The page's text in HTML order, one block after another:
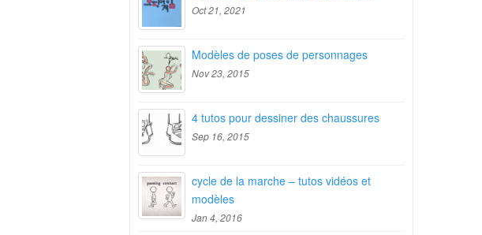
Oct 21, 2021
Modèles de poses de personnages
Nov 23, 2015
4 tutos pour dessiner des chaussures
Sep 16, 2015
cycle de la marche – tutos vidéos et
modèles
Jan 4, 2016